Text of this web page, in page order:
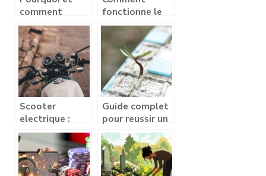
comment
installer le
mitigeur
thermostatique
dans votre
salle de bain ?
fonctionne le
crédit
automobile ?
Scooter
electrique :
decouvrez les
atouts d’une
mobilite
urbaine propre
Guide complet
pour reussir un
ragreage
autolissant